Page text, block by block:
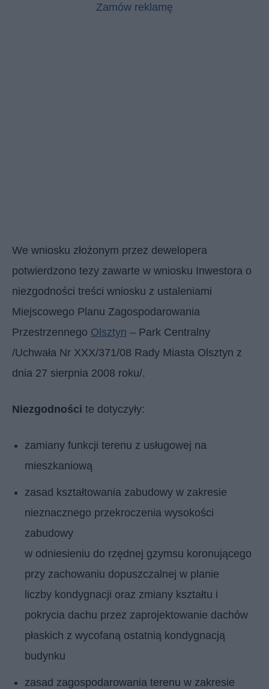
Zamów reklamę
We wniosku złożonym przez dewelopera
potwierdzono tezy zawarte w wniosku Inwestora o
niezgodności treści wniosku z ustaleniami
Miejscowego Planu Zagospodarowania
Przestrzennego Olsztyn – Park Centralny
/Uchwała Nr XXX/371/08 Rady Miasta Olsztyn z
dnia 27 sierpnia 2008 roku/.
Niezgodności te dotyczyły:
zamiany funkcji terenu z usługowej na
mieszkaniową
zasad kształtowania zabudowy w zakresie
nieznacznego przekroczenia wysokości
zabudowy
w odniesieniu do rzędnej gzymsu koronującego
przy zachowaniu dopuszczalnej w planie
liczby kondygnacji oraz zmiany kształtu i
pokrycia dachu przez zaprojektowanie dachów
płaskich z wycofaną ostatnią kondygnacją
budynku
zasad zagospodarowania terenu w zakresie